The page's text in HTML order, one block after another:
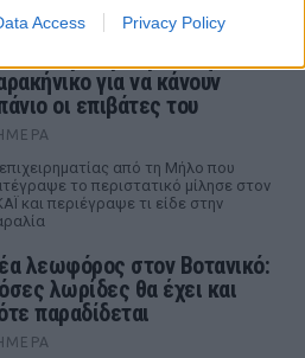
Access Privacy Policy
για να κάνουν
οι επιβάτες του
από τη Μήλο που
το περιστατικό μίλησε στον
και περιέγραψε τι είδε στην
λεωφόρος στον Βοτανικό:
λωρίδες θα έχει και
παραδίδεται